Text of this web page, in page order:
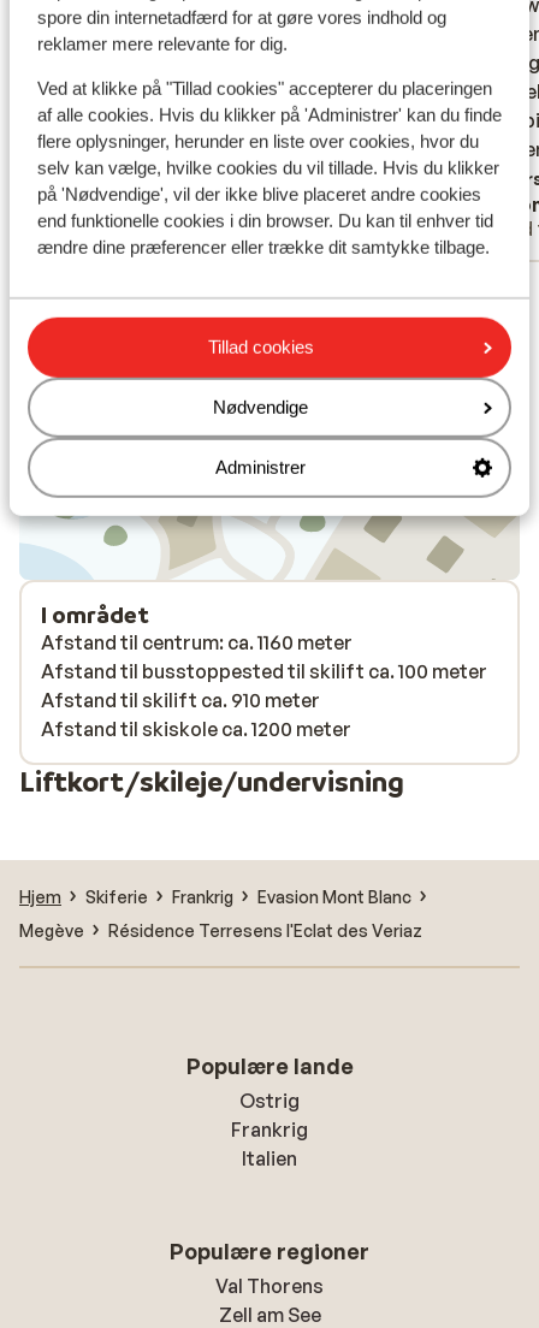
spore din internetadfærd for at gøre vores indhold og
reklamer mere relevante for dig.
Ved at klikke på "Tillad cookies" accepterer du placeringen
af alle cookies. Hvis du klikker på 'Administrer' kan du finde
flere oplysninger, herunder en liste over cookies, hvor du
selv kan vælge, hvilke cookies du vil tillade. Hvis du klikker
på 'Nødvendige', vil der ikke blive placeret andre cookies
end funktionelle cookies i din browser. Du kan til enhver tid
ændre dine præferencer eller trække dit samtykke tilbage.
Tillad cookies
Nødvendige
Administrer
kamerappartement zeer geschikt voor 4
personen. Met 6 wel krap. Maar de lift
maar die was in de ochtend al vol als ie bij
ons langsreed waardoor hij niet stopte.
Alles is wel stevig aan de prijs in Megeve.
Uit eten, lunchen, drankje, koffie etc. Wel
een leuke plaats.
kamerappartement zeer geschikt voor 4
personen. Met 6 wel krap. Maar de lift
maar die was in de ochtend al vol als ie bij
ons langsreed waardoor hij niet stopte.
Alles is wel stevig aan de...mere
Oversæt til dansk (DA)
Anonym
Med familie
het is
dacht
en de
er is
40min
verder
we
ons
het is
dacht
en de
er is
Lokation
Se på kort
I området
Afstand til centrum: ca. 1160 meter
Afstand til busstoppested til skilift ca. 100 meter
Afstand til skilift ca. 910 meter
Afstand til skiskole ca. 1200 meter
Liftkort/skileje/undervisning
Hjem Skiferie Frankrig
Evasion Mont Blanc
Megève
Résidence Terresens l'Eclat des Veriaz
Populære lande
Ostrig
Frankrig
Italien
Populære regioner
Val Thorens
Zell am See